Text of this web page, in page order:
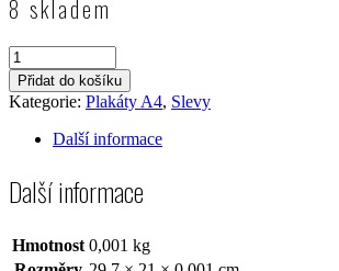
8 skladem
Umělecký
tisk
akvarelu
"TUKAN
Přidat do košíku
Kategorie: Plakáty A4, Slevy
Další informace
Další informace
Hmotnost 0,001 kg